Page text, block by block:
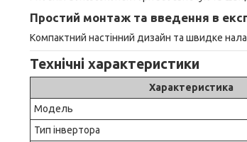
Простий монтаж та введення в
Компактний настінний дизайн та швидке
Технічні характеристики
Характеристика
Модель
Тип інвертора